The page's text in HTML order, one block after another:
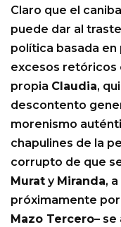
Claro que el
puede dar al
política basada en
excesos retóricos
propia Claudia,
descontento
morenismo
chapulines de la
corrupto de que
Murat y Miranda,
próximamente
Mazo Tercero–